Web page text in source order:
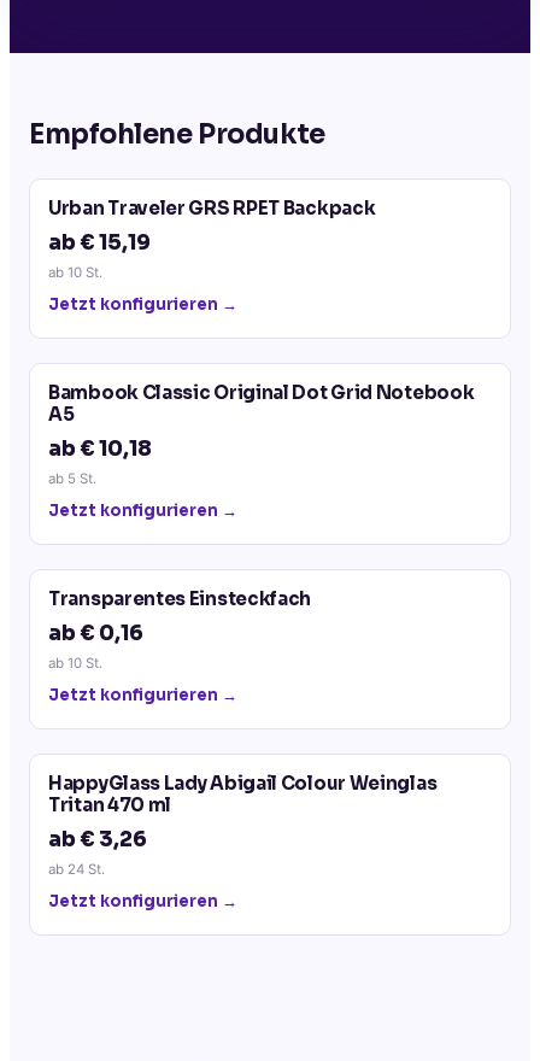
Empfohlene Produkte
Urban Traveler GRS RPET Backpack
ab € 15,19
ab 10 St.
Jetzt konfigurieren →
Bambook Classic Original Dot Grid Notebook
A5
ab € 10,18
ab 5 St.
Jetzt konfigurieren →
Transparentes Einsteckfach
ab € 0,16
ab 10 St.
Jetzt konfigurieren →
HappyGlass Lady Abigail Colour Weinglas
Tritan 470 ml
ab € 3,26
ab 24 St.
Jetzt konfigurieren →